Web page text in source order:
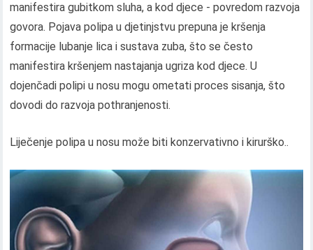
manifestira gubitkom sluha, a kod djece - povredom razvoja
govora. Pojava polipa u djetinjstvu prepuna je kršenja
formacije lubanje lica i sustava zuba, što se često
manifestira kršenjem nastajanja ugriza kod djece. U
dojenčadi polipi u nosu mogu ometati proces sisanja, što
dovodi do razvoja pothranjenosti.
Liječenje polipa u nosu može biti konzervativno i kirurško..